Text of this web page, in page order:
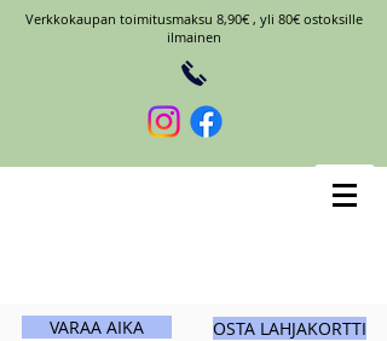
Verkkokaupan toimitusmaksu 8,90€ , yli 80€ ostoksille
ilmainen
VARAA AIKA
OSTA LAHJAKORTTI